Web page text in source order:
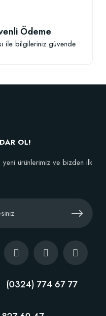
Ödeme
ile bilgileriniz güvende
OL!
yeni ürünlerimiz ve bizden ilk
(0324) 774 67 77